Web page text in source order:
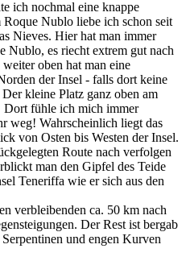
ich nochmal eine knappe
Nublo liebe ich schon seit
Nieves. Hier hat man immer
Nublo, es riecht extrem gut nach
oben hat man eine
der Insel - falls dort keine
kleine Platz ganz oben am
fühle ich mich immer
weg! Wahrscheinlich liegt das
von Osten bis Westen der Insel.
Route nach verfolgen
man den Gipfel des Teide
Teneriffa wie er sich aus den
verbleibenden ca. 50 km nach
Der Rest ist bergab
und engen Kurven